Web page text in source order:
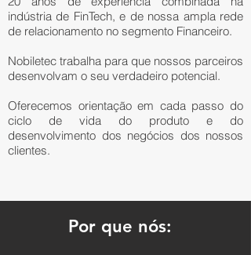
indústria de FinTech, e de nossa ampla rede
de relacionamento no segmento Financeiro.
Nobiletec trabalha para que nossos parceiros
desenvolvam o seu verdadeiro potencial.
Oferecemos orientação em cada passo do
ciclo de vida do produto e do
desenvolvimento dos negócios dos nossos
clientes.
Por que nós: